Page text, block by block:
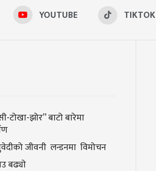
YOUTUBE TIKTOK
टोखा-झोर” बाटो बारेमा
जीवनी लन्डनमा विमोचन
बढ्याे